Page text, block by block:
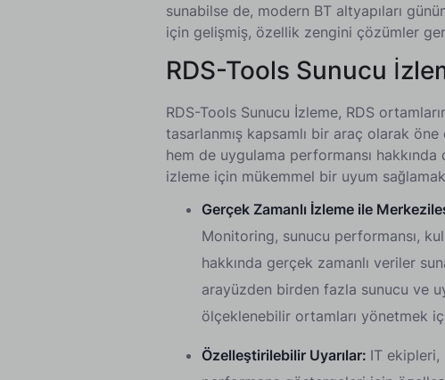
sunabilse de, modern BT altyapıları
için gelişmiş, özellik zengini çözümler
RDS-Tools Sunucu
RDS-Tools Sunucu İzleme, RDS
tasarlanmış kapsamlı bir araç olarak öne
hem de uygulama performansı
izleme için mükemmel bir uyum
Gerçek Zamanlı İzleme ile
Monitoring, sunucu performansı,
hakkında gerçek zamanlı veriler
arayüzden birden fazla sunucu ve
ölçeklenebilir ortamları yönetmek
Özelleştirilebilir Uyarılar: IT ekipleri,